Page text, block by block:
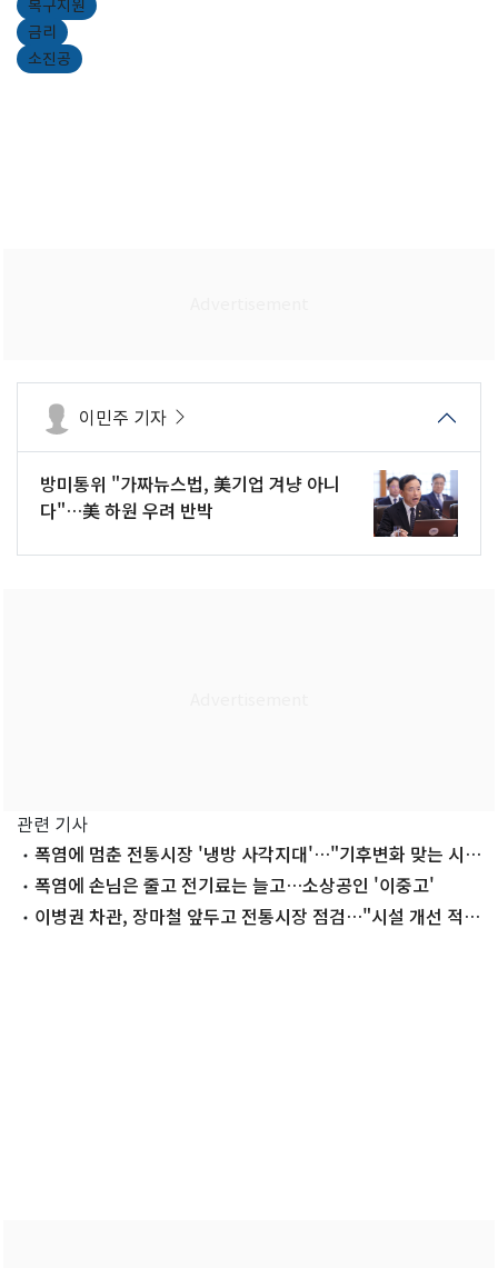
복구지원
금리
소진공
이민주 기자
방미통위 "가짜뉴스법, 美기업 겨냥 아니
다"…美 하원 우려 반박
관련 기사
폭염에 멈춘 전통시장 '냉방 사각지대'…"기후변화 맞는 시설
개선해야"
폭염에 손님은 줄고 전기료는 늘고…소상공인 '이중고'
이병권 차관, 장마철 앞두고 전통시장 점검…"시설 개선 적극